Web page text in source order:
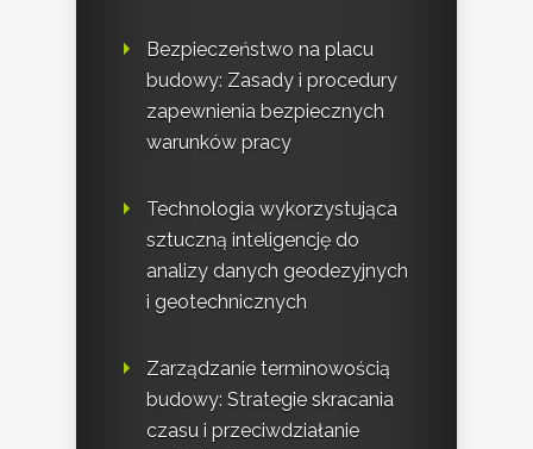
Bezpieczeństwo na placu
budowy: Zasady i procedury
zapewnienia bezpiecznych
warunków pracy
Technologia wykorzystująca
sztuczną inteligencję do
analizy danych geodezyjnych
i geotechnicznych
Zarządzanie terminowością
budowy: Strategie skracania
czasu i przeciwdziałanie